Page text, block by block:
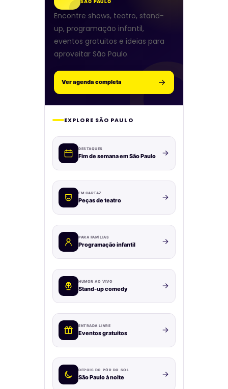
SÃO PAULO
Encontre shows, teatro, stand-
up, programação infantil,
eventos gratuitos e ideias para
aproveitar São Paulo.
Ver agenda completa
EXPLORE SÃO PAULO
DESTAQUES
Fim de semana em São Paulo
EM CARTAZ
Peças de teatro
PARA FAMÍLIAS
Programação infantil
HUMOR AO VIVO
Stand-up comedy
ENTRADA LIVRE
Eventos gratuitos
DEPOIS DO PÔR DO SOL
São Paulo à noite